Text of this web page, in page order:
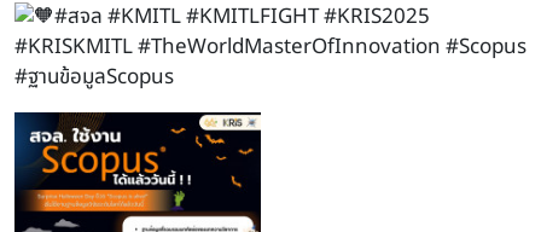
#สจล#KMITL#KMITLFIGHT#KRIS2025
#KRISKMITL#TheWorldMasterOfInnovation#Scopus
#ฐานข้อมูลScopus